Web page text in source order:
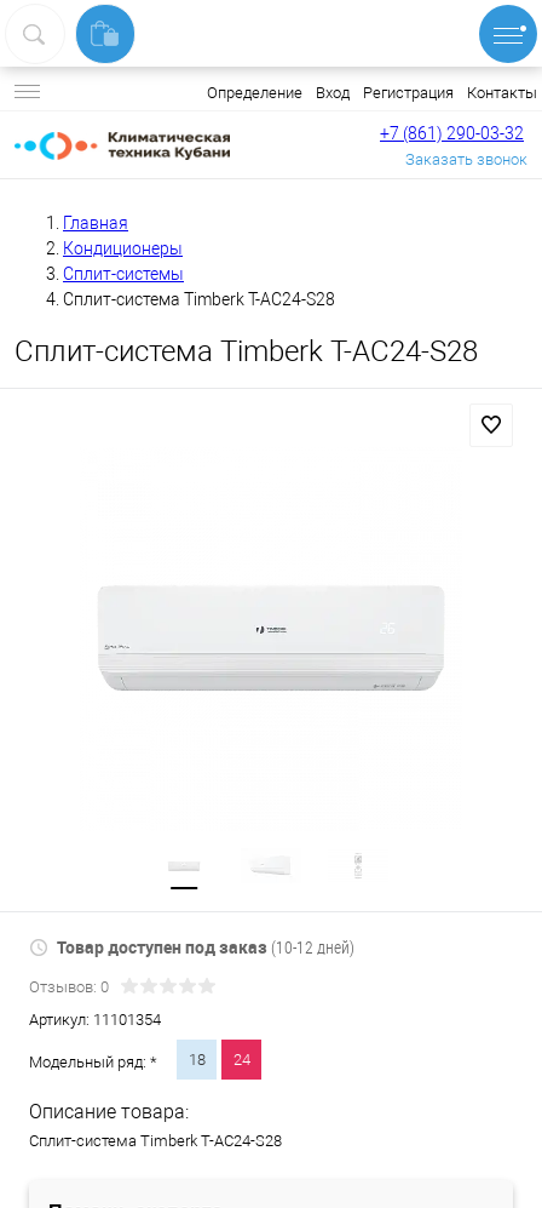
Определение Вход Регистрация Контакты
+7 (861) 290-03-32
Заказать звонок
Главная
Кондиционеры
Сплит-системы
Сплит-система Timberk T-AC24-S28
Сплит-система Timberk T-AC24-S28
Товар доступен под заказ (10-12 дней)
Отзывов: 0
Артикул: 11101354
Модельный ряд: * 18 24
Описание товара:
Сплит-система Timberk T-AC24-S28